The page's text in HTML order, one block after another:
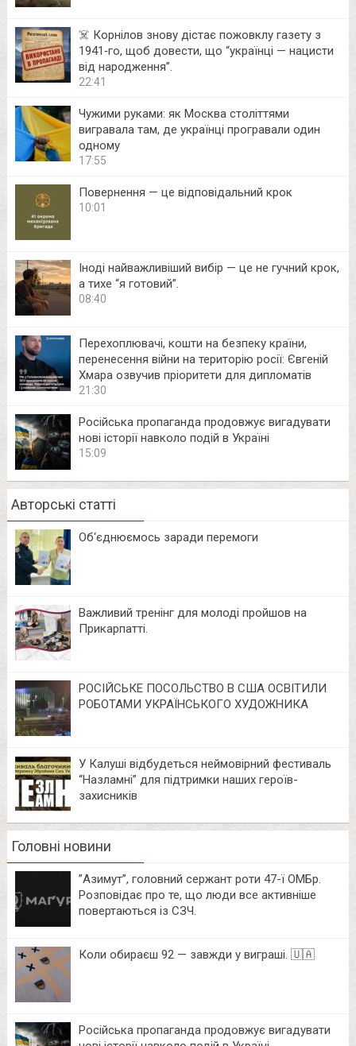
☠️ Корнілов знову дістає пожовклу газету з
1941‑го, щоб довести, що “українці — нацисти
від народження”.
22:41
Чужими руками: як Москва століттями
вигравала там, де українці програвали один
одному
17:55
Повернення — це відповідальний крок
10:01
Іноді найважливіший вибір — це не гучний крок,
а тихе “я готовий”.
08:40
Перехоплювачі, кошти на безпеку країни,
перенесення війни на територію росії: Євгеній
Хмара озвучив пріоритети для дипломатів
21:30
Російська пропаганда продовжує вигадувати
нові історії навколо подій в Україні
15:09
Авторські статті
Об‘єднюємось заради перемоги
Важливий тренінг для молоді пройшов на
Прикарпатті.
РОСІЙСЬКЕ ПОСОЛЬСТВО В США ОСВІТИЛИ
РОБОТАМИ УКРАЇНСЬКОГО ХУДОЖНИКА
У Калуші відбудеться неймовірний фестиваль
“Назламні” для підтримки наших героїв-
захисників
Головні новини
⁨”Азимут”, головний сержант роти 47-ї ОМБр.
Розповідає про те, що люди все активніше
повертаються із СЗЧ.
Коли обираєш 92 — завжди у виграші. 🇺🇦
Російська пропаганда продовжує вигадувати